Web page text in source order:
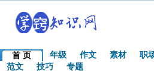
首 页 年级 作文 素材 职
范文
技巧
专题